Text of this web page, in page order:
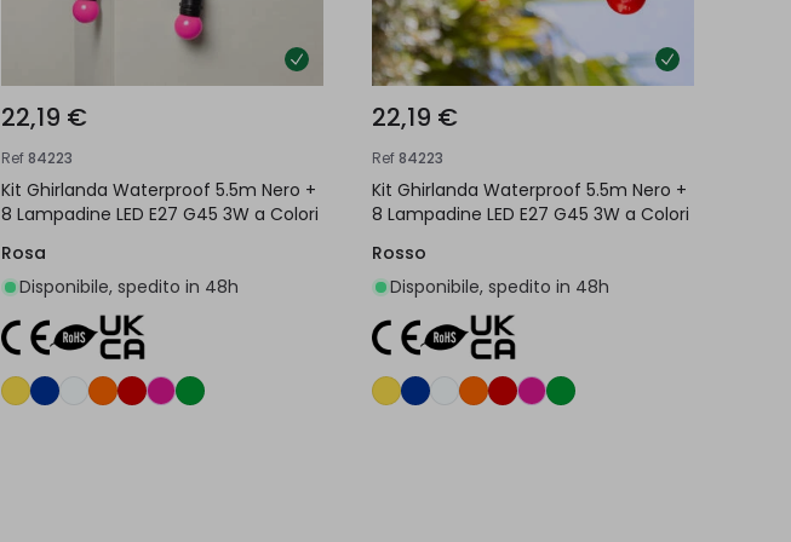
22,19 €
Ref84223
Kit Ghirlanda Waterproof 5.5m Nero +
8 Lampadine LED E27 G45 3W a Colori
Rosa
Disponibile, spedito in 48h
22,19 €
Ref84223
Kit Ghirlanda Waterproof 5.5m Nero +
8 Lampadine LED E27 G45 3W a Colori
Rosso
Disponibile, spedito in 48h